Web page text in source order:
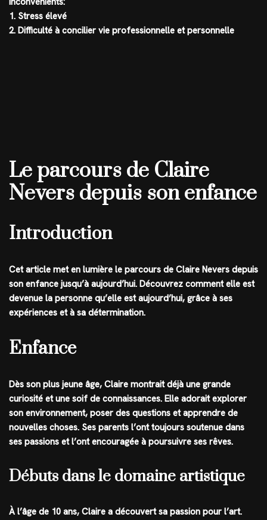
1. Stress élevé
2. Difficulté à concilier vie professionnelle et personnelle
Le parcours de Claire
Nevers depuis son enfance
Introduction
Cet article met en lumière le parcours de Claire Nevers depuis
son enfance jusqu’à aujourd’hui. Découvrez comment elle est
devenue la personne qu’elle est aujourd’hui, grâce à ses
expériences et à sa détermination.
Enfance
Dès son plus jeune âge, Claire montrait déjà une grande
curiosité et une soif de connaissances. Elle adorait explorer
son environnement, poser des questions et apprendre de
nouvelles choses. Ses parents l’ont toujours soutenue dans
ses passions et l’ont encouragée à poursuivre ses rêves.
Débuts dans le domaine artistique
À l’âge de 10 ans, Claire a découvert sa passion pour l’art.